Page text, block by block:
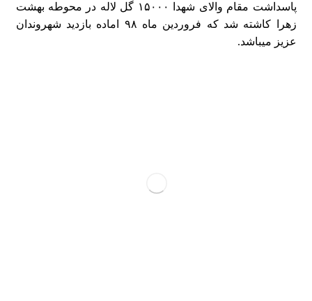
پاسداشت مقام والای شهدا ۱۵۰۰۰ گل لاله در محوطه بهشت
زهرا کاشته شد که فروردین ماه ۹۸ اماده بازدید شهروندان
عزیز میباشد.